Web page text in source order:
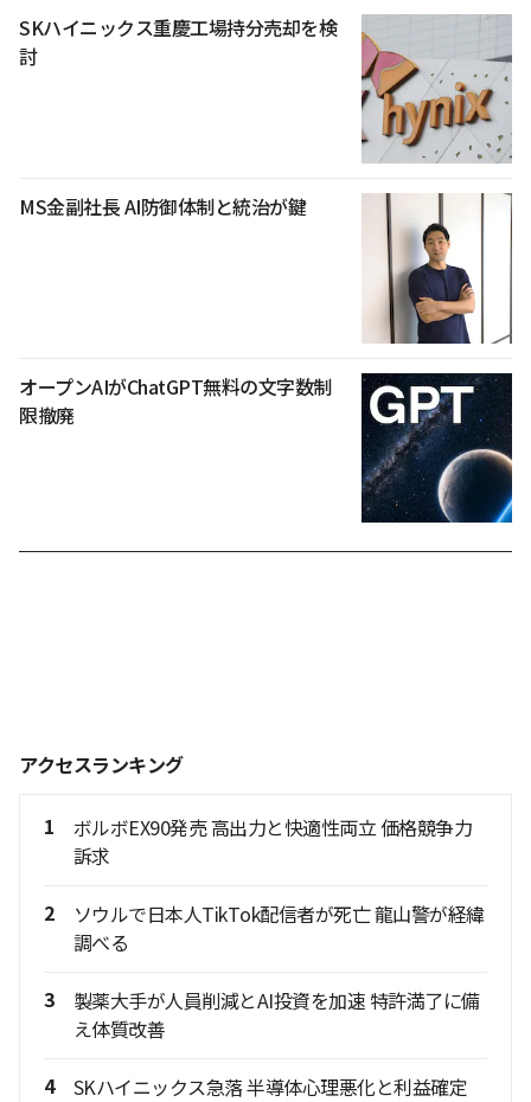
SKハイニックス重慶工場持分売却を検
討
MS金副社長 AI防御体制と統治が鍵
オープンAIがChatGPT無料の文字数制
限撤廃
アクセスランキング
1
ボルボEX90発売 高出力と快適性両立 価格競争力
訴求
2
ソウルで日本人TikTok配信者が死亡 龍山警が経緯
調べる
3
製薬大手が人員削減とAI投資を加速 特許満了に備
え体質改善
4 SKハイニックス急落 半導体心理悪化と利益確定